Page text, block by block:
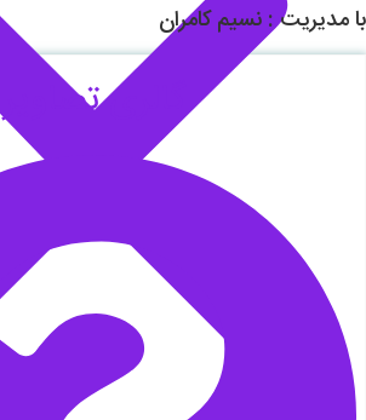
با مدیریت : نسیم کامران
گالری تصاویر